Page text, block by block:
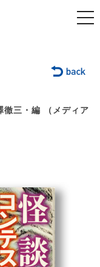
徹三・編 （メディア